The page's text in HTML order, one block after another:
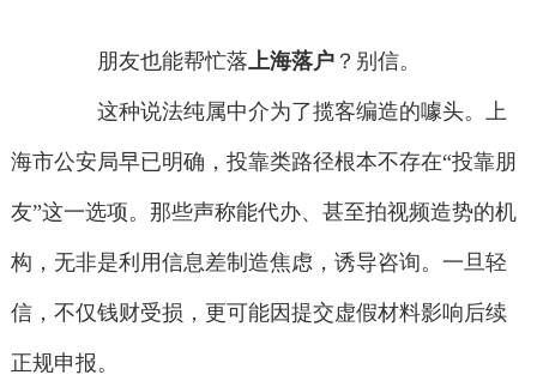
朋友也能帮忙落上海落户 ？别信。
这种说法纯属中介为了揽客编造的噱头。上
海市公安局早已明确，投靠类路径根本不存在“投靠朋
友”这一选项。那些声称能代办、甚至拍视频造势的机
构，无非是利用信息差制造焦虑，诱导咨询。一旦轻
信，不仅钱财受损，更可能因提交虚假材料影响后续
正规申报。